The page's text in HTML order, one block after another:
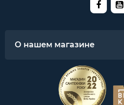
О нашем магазине